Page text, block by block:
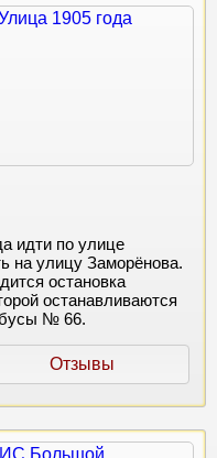
идти по улице
на улицу Заморёнова.
остановка
останавливаются
№ 66.
Отзывы